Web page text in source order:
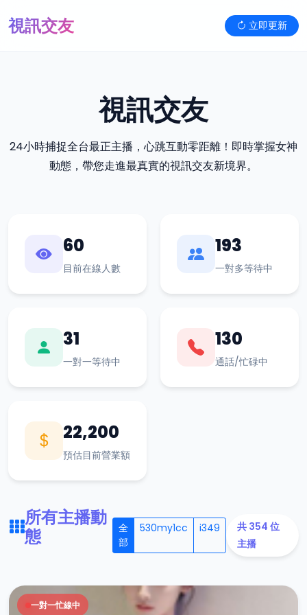
視訊交友 立即更新
視訊交友
24小時捕捉全台最正主播，心跳互動零距離！即時掌握女神
動態，帶您走進最真實的視訊交友新境界。
60
目前在線人數
193
一對多等待中
31
一對一等待中
130
通話/忙碌中
22,200
預估目前營業額
所有主播動
態
全
部
530my1cc i349
共 354 位
主播
一對一忙線中